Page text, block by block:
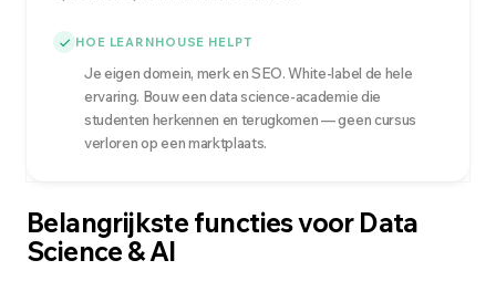
HOE LEARNHOUSE HELPT
Je eigen domein, merk en SEO. White-label de hele
ervaring. Bouw een data science-academie die
studenten herkennen en terugkomen — geen cursus
verloren op een marktplaats.
Belangrijkste functies voor Data
Science & AI